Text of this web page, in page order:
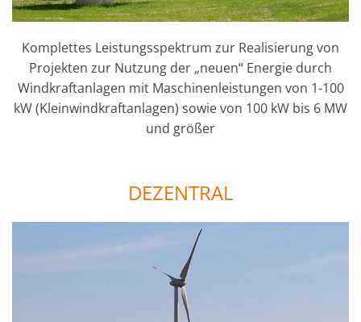
Komplettes Leistungsspektrum zur Realisierung von
Projekten zur Nutzung der „neuen“ Energie durch
Windkraftanlagen mit Maschinenleistungen von 1-100
kW (Kleinwindkraftanlagen) sowie von 100 kW bis 6 MW
und größer
DEZENTRAL